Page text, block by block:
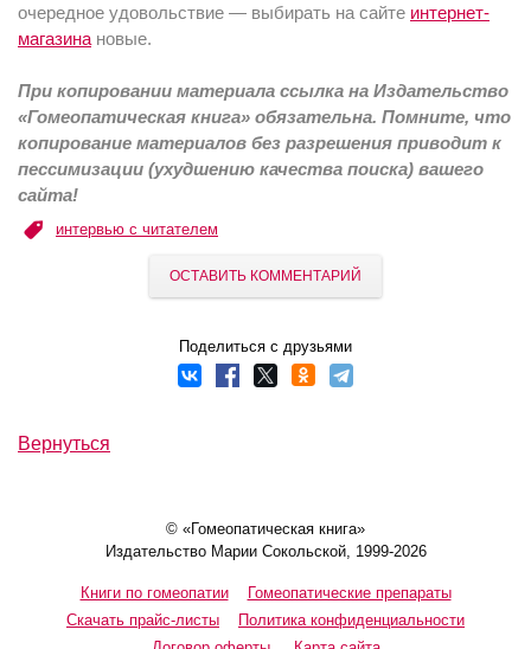
очередное удовольствие — выбирать на сайте интернет-
магазина новые.
При копировании материала ссылка на Издательство
«Гомеопатическая книга» обязательна. Помните, что
копирование материалов без разрешения приводит к
пессимизации (ухудшению качества поиска) вашего
сайта!
интервью с читателем
ОСТАВИТЬ КОММЕНТАРИЙ
Поделиться с друзьями
Вернуться
© «Гомеопатическая книга»
Издательство Марии Сокольской, 1999-2026
Книги по гомеопатии
Гомеопатические препараты
Скачать прайс-листы
Политика конфиденциальности